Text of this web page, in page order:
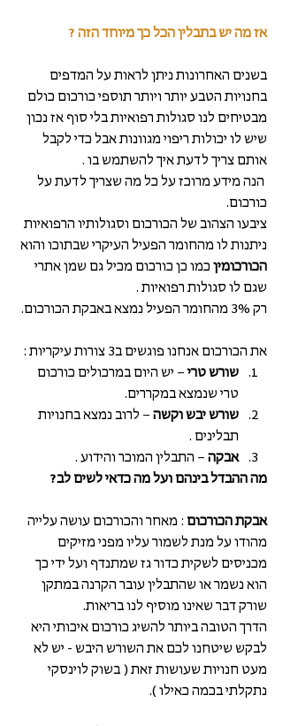
אז מה יש בתבלין הכל כך מיוחד הזה ?
בשנים האחרונות ניתן לראות על המדפים
בחנויות הטבע יותר ויותר תוספי כורכום כולם
מבטיחים לנו סגולות רפואיות בלי סוף אז נכון
שיש לו יכולות ריפוי מגוונות אבל כדי לקבל
אותם צריך לדעת איך להשתמש בו .
הנה מידע מרוכז על כל מה שצריך לדעת על
כורכום.
ציבעו הצהוב של הכורכום וסגולותיו הרפואיות
ניתנות לו מהחומר הפעיל העיקרי שבתוכו והוא
הכורכומין כמו כן כורכום מכיל גם שמן אתרי
שגם לו סגולות רפואיות .
רק 3% מהחומר הפעיל נמצא באבקת הכורכום.
את הכורכום אנחנו פוגשים ב3 צורות עיקריות :
שורש טרי – יש היום במרכולים כורכום
טרי שנמצא במקררים.
שורש יבש וקשה – לרוב נמצא בחנויות
תבלינים .
אבקה – התבלין המוכר והידוע .
מה ההבדל בינהם ועל מה כדאי לשים לב?
אבקת הכורכום : מאחר והכורכום עושה עלייה
מהודו על מנת לשמור עליו מפני מזיקים
מכניסים לשקית כדור גז שמתנדף ועל ידי כך
הוא נשמר או שהתבלין עובר הקרנה במתקן
שורק דבר שאינו מוסיף לנו בריאות.
הדרך הטובה ביותר להשיג כורכום איכותי היא
לבקש שיטחנו לכם את השורש היבש - יש לא
מעט חנויות שעושות זאת ( בשוק לוינסקי
נתקלתי בכמה כאילו ).